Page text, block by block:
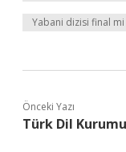
Yabani dizisi final mi
Önceki Yazı
Türk Dil